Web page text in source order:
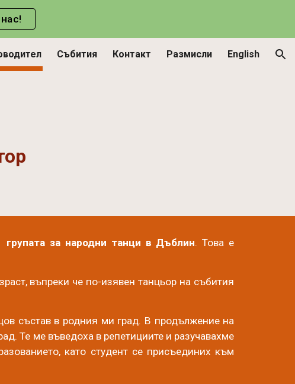
Събития Контакт Размисли English
групата за народни танци в Дъблин. Това е
въпреки че по-изявен танцьор на събития
състав в родния ми град. В продължение на
Те ме въведоха в репетициите и разучавахме
като студент се присъединих към